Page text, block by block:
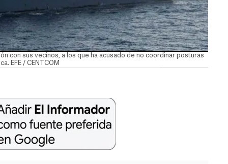
con sus vecinos, a los que ha acusado de no coordinar posturas
EFE / CENTCOM